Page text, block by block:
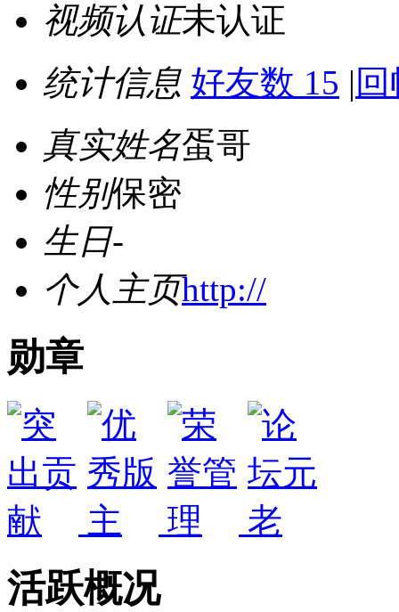
视频认证未认证
统计信息 好友数 15 |
真实姓名蛋哥
性别保密
生日-
个人主页http://
勋章
活跃概况